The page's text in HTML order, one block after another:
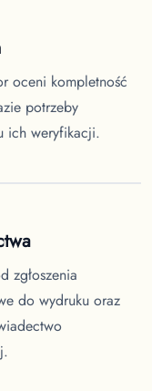
oceni kompletność
potrzeby
ich weryfikacji.
zgłoszenia
do wydruku oraz